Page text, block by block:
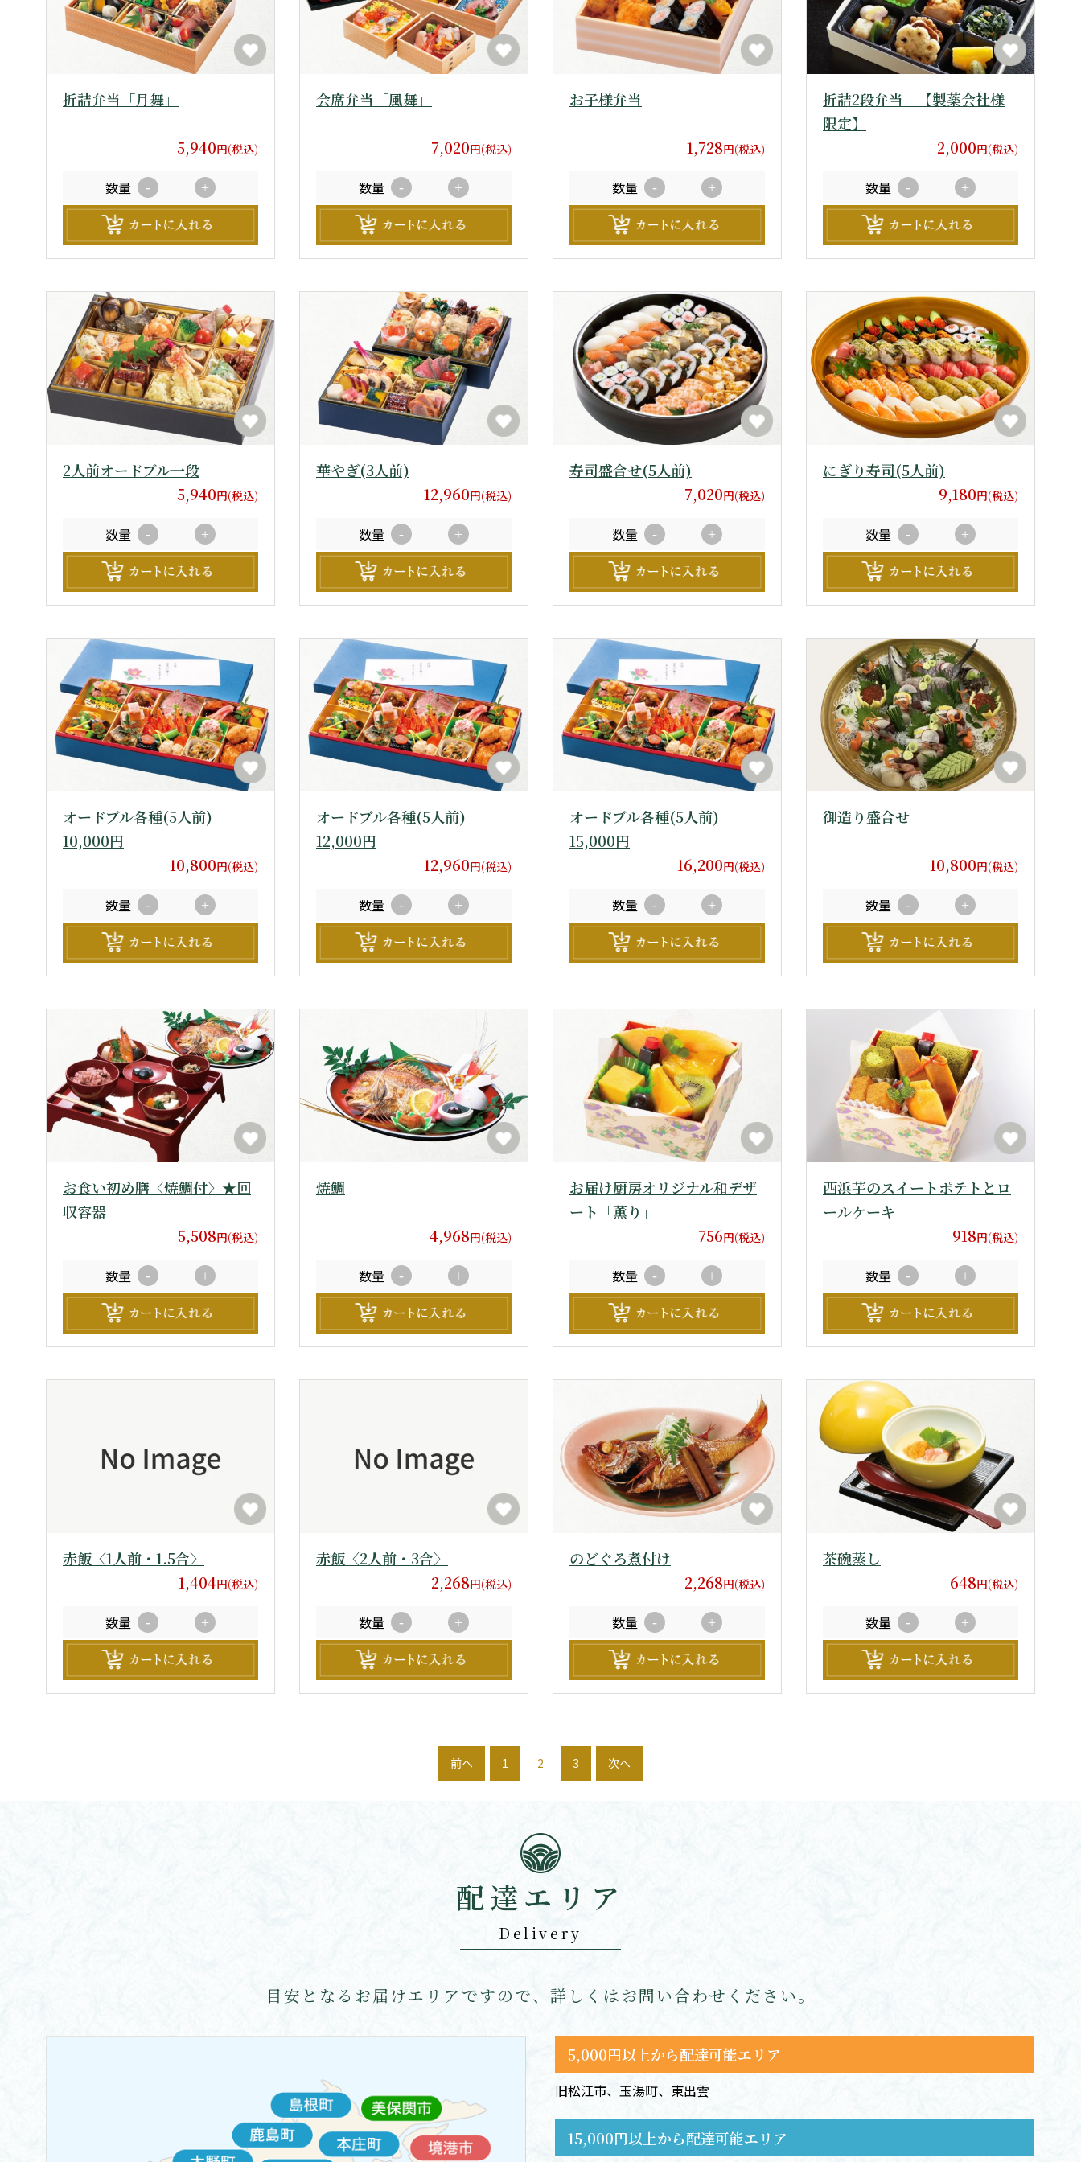
折詰弁当「月舞」
5,940円(税込)
数量 - +
会席弁当「風舞」
7,020円(税込)
数量 - +
お子様弁当
1,728円(税込)
数量 - +
折詰2段弁当 【製薬会社様
限定】
2,000円(税込)
数量 - +
2人前オードブル一段
5,940円(税込)
数量 - +
華やぎ(3人前)
12,960円(税込)
数量 - +
寿司盛合せ(5人前)
7,020円(税込)
数量 - +
にぎり寿司(5人前)
9,180円(税込)
数量 - +
オードブル各種(5人前)
10,000円
10,800円(税込)
数量 - +
オードブル各種(5人前)
12,000円
12,960円(税込)
数量 - +
オードブル各種(5人前)
15,000円
16,200円(税込)
数量 - +
御造り盛合せ
10,800円(税込)
数量 - +
お食い初め膳〈焼鯛付〉★回
収容器
5,508円(税込)
数量 - +
焼鯛
4,968円(税込)
数量 - +
お届け厨房オリジナル和デザ
ート「薫り」
756円(税込)
数量 - +
西浜芋のスイートポテトとロ
ールケーキ
918円(税込)
数量 - +
赤飯〈1人前・1.5合〉
1,404円(税込)
数量 - +
赤飯〈2人前・3合〉
2,268円(税込)
数量 - +
のどぐろ煮付け
2,268円(税込)
数量 - +
茶碗蒸し
648円(税込)
数量 - +
前へ 1 2 3 次へ
配達エリア
Delivery
目安となるお届けエリアですので、 詳しくはお問い合わせください。
5,000円以上から配達可能エリア
旧松江市、玉湯町、東出雲
15,000円以上から配達可能エリア